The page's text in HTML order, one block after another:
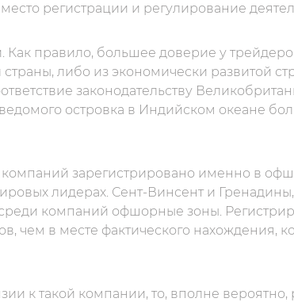
регистрации и регулирование
Как правило, большее доверие у
либо из экономически развитой
законодательству
островка в Индийском океане
зарегистрировано именно в
лидерах. Сент-Винсент и
компаний офшорные зоны.
чем в месте фактического нахождения,
к такой компании, то, вполне вероятно,